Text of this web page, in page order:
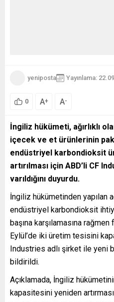
yeniposta Yayınlama:
0 A+ A-
İngiliz hükümeti, ağırlıklı
içecek ve et ürünlerinin
endüstriyel karbondioksit
artırılması için ABD’li CF
varıldığını duyurdu.
İngiliz hükümetinden yapılan
endüstriyel karbondioksit
başına karşılamasına
Eylül’de iki üretim tesisini
Industries adlı şirket ile yeni
bildirildi.
Açıklamada, İngiliz
kapasitesini yeniden